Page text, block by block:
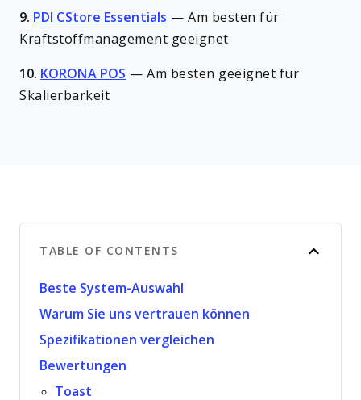
9. PDI CStore Essentials —Am besten für
Kraftstoffmanagement geeignet
10. KORONA POS — Am besten geeignet für
Skalierbarkeit
TABLE OF CONTENTS
Beste System-Auswahl
Warum Sie uns vertrauen können
Spezifikationen vergleichen
Bewertungen
Toast